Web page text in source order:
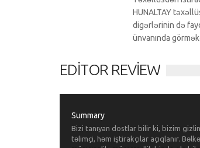
HUNALTAY
digərlərinin də
ünvanında
EDITOR REVIEW
Summary
Bizi tanıyan dostlar bilir ki, bizim
təlimçi, həm iştirakçılar açıqlanır.